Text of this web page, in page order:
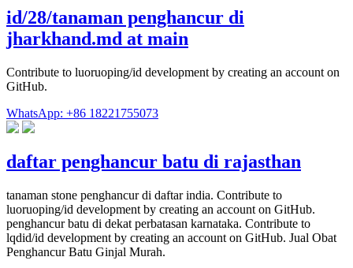
id/28/tanaman penghancur di
jharkhand.md at main
Contribute to luoruoping/id development by creating an account on
GitHub.
WhatsApp: +86 18221755073
daftar penghancur batu di rajasthan
tanaman stone penghancur di daftar india. Contribute to
luoruoping/id development by creating an account on GitHub.
penghancur batu di dekat perbatasan karnataka. Contribute to
lqdid/id development by creating an account on GitHub. Jual Obat
Penghancur Batu Ginjal Murah.